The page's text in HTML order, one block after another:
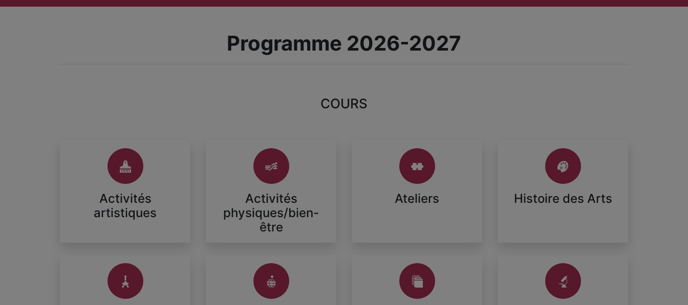
Programme 2026-2027
COURS
Activités
artistiques
Activités
physiques/bien-
être
Ateliers Histoire des Arts